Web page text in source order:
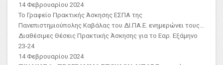
14 Φεβρουαρίου 2024
Το Γραφείο Πρακτικής Άσκησης ΕΣΠΑ της
Πανεπιστημιούπολης Καβάλας του ΔΙ.ΠΑ.Ε. ενημερώνει τους...
Διαθέσιμες Θέσεις Πρακτικής Άσκησης για το Εαρ. Εξάμηνο
23-24
14 Φεβρουαρίου 2024